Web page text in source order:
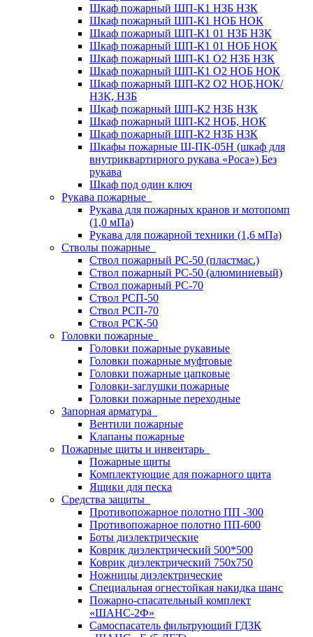
Шкаф пожарный ШП-К1 НЗБ НЗК
Шкаф пожарный ШП-К1 НОБ НОК
Шкаф пожарный ШП-К1 01 НЗБ НЗК
Шкаф пожарный ШП-К1 01 НОБ НОК
Шкаф пожарный ШП-К1 О2 НЗБ НЗК
Шкаф пожарный ШП-К1 О2 НОБ НОК
Шкаф пожарный ШП-К2 О2 НОБ,НОК/
НЗК, НЗБ
Шкаф пожарный ШП-К2 НЗБ НЗК
Шкаф пожарный ШП-К2 НОБ, НОК
Шкаф пожарный ШП-К2 НЗБ НЗК
Шкафы пожарные Ш-ПК-05Н (шкаф для
внутриквартирного рукава «Роса») Без
рукава
Шкаф под один ключ
Рукава пожарные
Рукава для пожарных кранов и мотопомп
(1,0 мПа)
Рукава для пожарной техники (1,6 мПа)
Стволы пожарные
Ствол пожарный РС-50 (пластмас.)
Ствол пожарный РС-50 (алюминиевый)
Ствол пожарный РС-70
Ствол РСП-50
Ствол РСП-70
Ствол РСК-50
Головки пожарные
Головки пожарные рукавные
Головки пожарные муфтовые
Головки пожарные цапковые
Головки-заглушки пожарные
Головки пожарные переходные
Запорная арматура
Вентили пожарные
Клапаны пожарные
Пожарные щиты и инвентарь
Пожарные щиты
Комплектующие для пожарного щита
Ящики для песка
Средства защиты
Противопожарное полотно ПП -300
Противопожарное полотно ПП-600
Боты диэлектрические
Коврик диэлектрический 500*500
Коврик диэлектрический 750х750
Ножницы диэлектрические
Специальная огнестойкая накидка шанс
Пожарно-спасательный комплект
«ШАНС-2Ф»
Самоспасатель фильтрующий ГДЗК